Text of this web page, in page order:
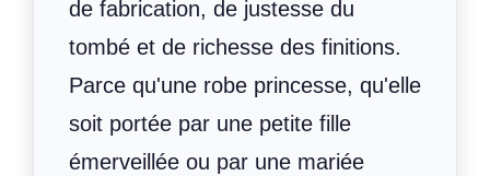
de fabrication, de justesse du
tombé et de richesse des finitions.
Parce qu'une robe princesse, qu'elle
soit portée par une petite fille
émerveillée ou par une mariée